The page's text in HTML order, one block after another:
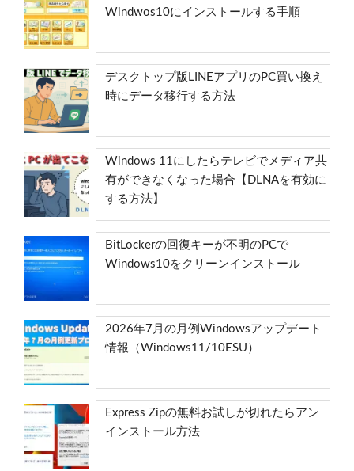
Windwos10にインストールする手順
デスクトップ版LINEアプリのPC買い換え
時にデータ移行する方法
Windows 11にしたらテレビでメディア共
有ができなくなった場合【DLNAを有効に
する方法】
BitLockerの回復キーが不明のPCで
Windows10をクリーンインストール
2026年7月の月例Windowsアップデート
情報（Windows11/10ESU）
Express Zipの無料お試しが切れたらアン
インストール方法